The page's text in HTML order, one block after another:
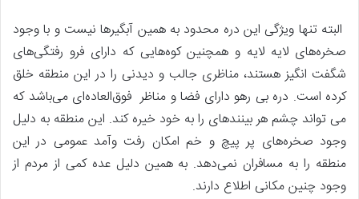
البته تنها ویژگی این دره محدود به همین آبگیرها نیست و با وجود
صخره‌های لایه لایه و همچنین کوه‌هایی که دارای فرو رفتگی‌های
شگفت انگیز هستند، مناظری جالب و دیدنی را در این منطقه خلق
کرده است. دره بی رهو دارای فضا و مناظر فوق‌العاده‌ای می‌باشد که
می ­تواند چشم هر بیننده­ای را به خود خیره کند. این منطقه به دلیل
وجود صخره‌های پر پیچ و خم امکان رفت وآمد عمومی در این
منطقه را به مسافران نمی‌دهد. به همین دلیل عده کمی از مردم از
وجود چنین مکانی اطلاع دارند.